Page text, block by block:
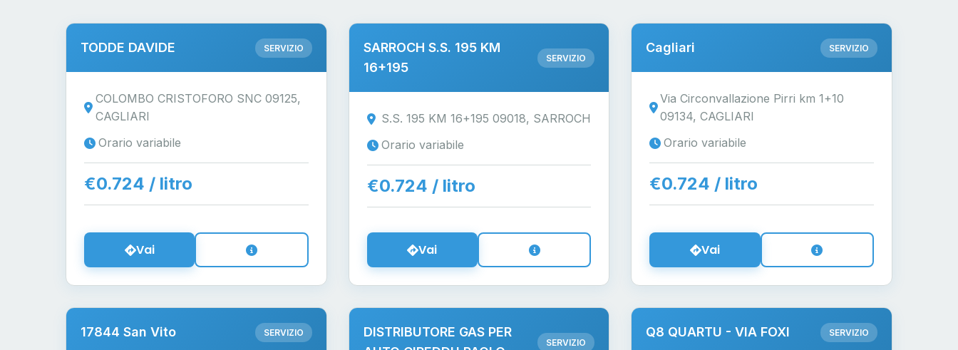
TODDE DAVIDE SERVIZIO
COLOMBO CRISTOFORO SNC 09125,
CAGLIARI
Orario variabile
€0.724 / litro
Vai
SARROCH S.S. 195 KM
16+195
SERVIZIO
S.S. 195 KM 16+195 09018, SARROCH
Orario variabile
€0.724 / litro
Vai
Cagliari SERVIZIO
Via Circonvallazione Pirri km 1+10
09134, CAGLIARI
Orario variabile
€0.724 / litro
Vai
17844 San Vito SERVIZIO
DISTRIBUTORE GAS PER
SERVIZIO
Q8 QUARTU - VIA FOXI SERVIZIO